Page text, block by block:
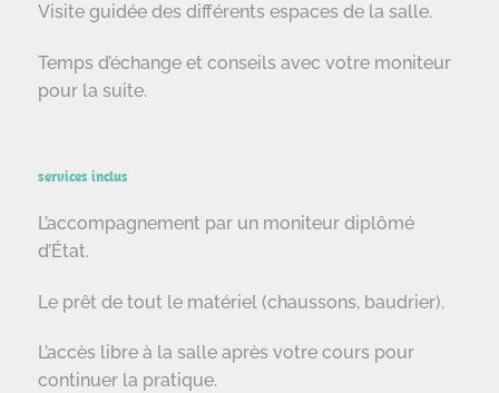
Visite guidée des différents espaces de la salle.
Temps d’échange et conseils avec votre moniteur
pour la suite.
services inclus
L’accompagnement par un moniteur diplômé
d’État.
Le prêt de tout le matériel (chaussons, baudrier).
L’accès libre à la salle après votre cours pour
continuer la pratique.